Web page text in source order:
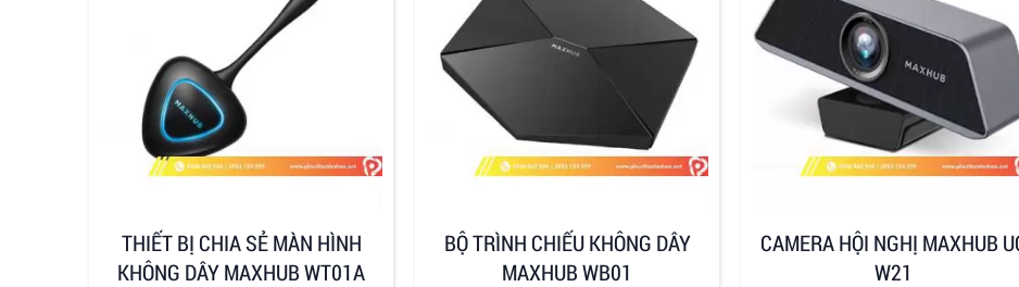
THIẾT BỊ CHIA SẺ MÀN HÌNH
KHÔNG DÂY MAXHUB WT01A
BỘ TRÌNH CHIẾU KHÔNG DÂY
MAXHUB WB01
CAMERA HỘI NGHỊ MAXHUB
W21